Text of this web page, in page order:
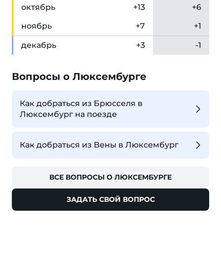
октябрь +13
+6
ноябрь +7 +1
декабрь +3 -1
Вопросы о Люксембурге
Как добраться из Брюсселя в
Люксембург на поезде
Как добраться из Вены в Люксембург
ВСЕ ВОПРОСЫ О ЛЮКСЕМБУРГЕ
ЗАДАТЬ СВОЙ ВОПРОС